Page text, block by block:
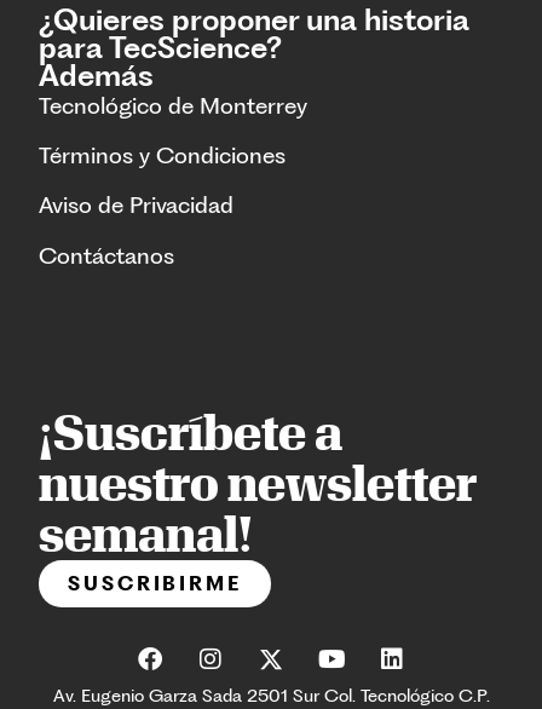
¿Quieres proponer una historia
para TecScience?
Además
Tecnológico de Monterrey
Términos y Condiciones
Aviso de Privacidad
Contáctanos
¡Suscríbete a
nuestro newsletter
semanal!
SUSCRIBIRME
Av. Eugenio Garza Sada 2501 Sur Col. Tecnológico C.P.